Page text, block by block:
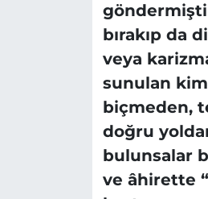
bırakıp da
veya
sunulan
biçmeden,
doğru
bulunsalar
ve âhirette